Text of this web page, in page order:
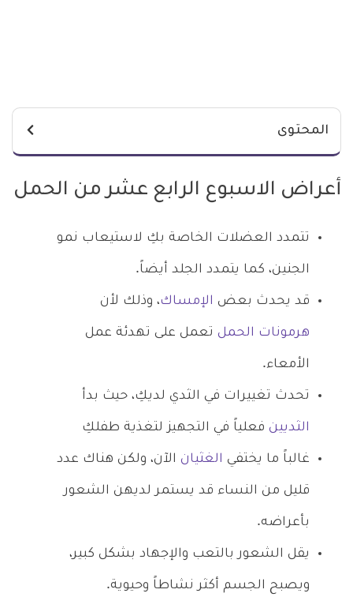
المحتوى
أعراض الاسبوع الرابع عشر من الحمل
تتمدد العضلات الخاصة بكِ لاستيعاب نمو
الجنين، كما يتمدد الجلد أيضاً.
قد يحدث بعض الإمساك، وذلك لأن
هرمونات الحمل تعمل على تهدئة عمل
الأمعاء.
تحدث تغييرات في الثدي لديكِ، حيث بدأ
الثديين فعلياً في التجهيز لتغذية طفلكِ
غالباً ما يختفي الغثيان الآن، ولكن هناك عدد
قليل من النساء قد يستمر لديهن الشعور
بأعراضه.
يقل الشعور بالتعب والإجهاد بشكل كبير،
ويصبح الجسم أكثر نشاطاً وحيوية.